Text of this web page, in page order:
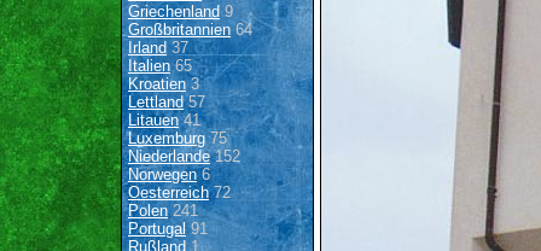
Griechenland9
Großbritannien64
Irland 37
Italien65
Kroatien3
Lettland57
Litauen41
Luxemburg 75
Niederlande152
Norwegen6
Oesterreich72
Polen 241
Portugal91
Rußland 1